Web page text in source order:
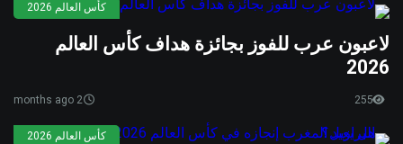
كأس العالم 2026
لاعبون عرب للفوز بجائزة هداف كأس العالم
2026
2 months ago 255
كأس العالم 2026